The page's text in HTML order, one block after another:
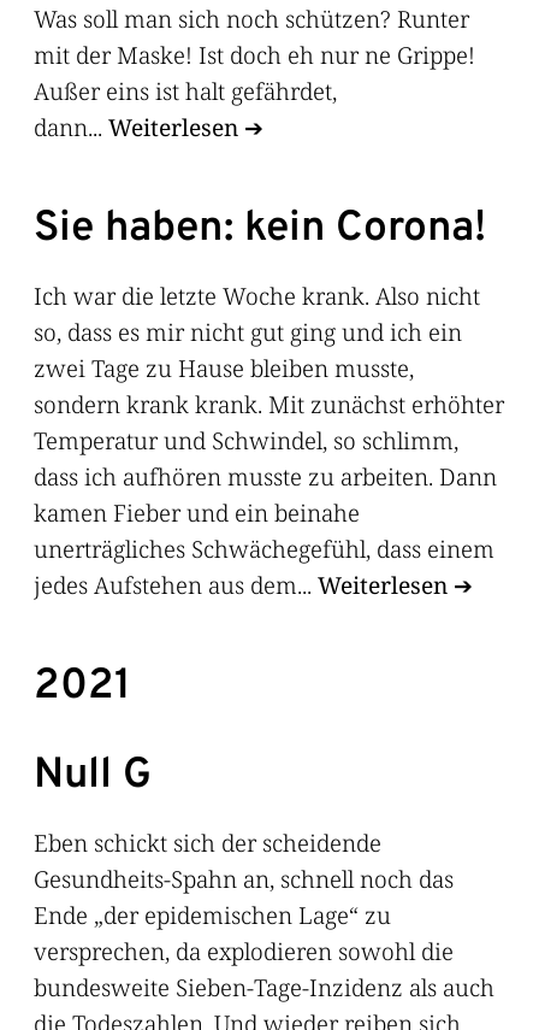
Was soll man sich noch schützen? Runter
mit der Maske! Ist doch eh nur ne Grippe!
Außer eins ist halt gefährdet,
dann... Weiterlesen
Sie haben: kein Corona!
Ich war die letzte Woche krank. Also nicht
so, dass es mir nicht gut ging und ich ein
zwei Tage zu Hause bleiben musste,
sondern krank krank. Mit zunächst erhöhter
Temperatur und Schwindel, so schlimm,
dass ich aufhören musste zu arbeiten. Dann
kamen Fieber und ein beinahe
unerträgliches Schwächegefühl, dass einem
jedes Aufstehen aus dem... Weiterlesen
2021
Null G
Eben schickt sich der scheidende
Gesundheits-Spahn an, schnell noch das
Ende „der epidemischen Lage“ zu
versprechen, da explodieren sowohl die
bundesweite Sieben-Tage-Inzidenz als auch